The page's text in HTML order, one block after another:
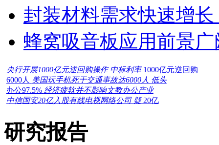
封装材料需求快速增
蜂窝吸音板应用前景
央行开展1000亿元逆回购操作 中标利率 1000亿元逆回购
6000人 美国玩手机死于交通事故达6000人 低头
办公97.5% 经济疲软并不影响文教办公产业
中信国安20亿入股有线电视网络公司 疑 20亿
研究报告